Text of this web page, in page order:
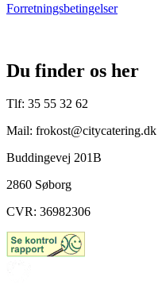
Forretningsbetingelser
Du finder os her
Tlf: 35 55 32 62
Mail: frokost@citycatering.dk
Buddingevej 201B
2860 Søborg
CVR: 36982306